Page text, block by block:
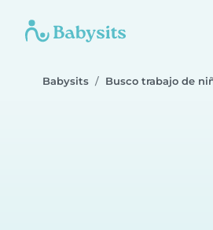
Babysits Busco trabajo de